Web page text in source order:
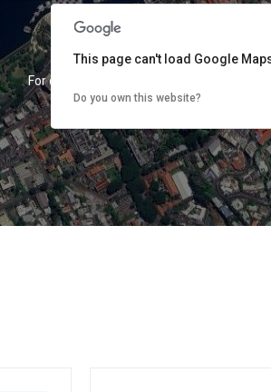
For development purposes only
This page can't load Google
Do you own this website?